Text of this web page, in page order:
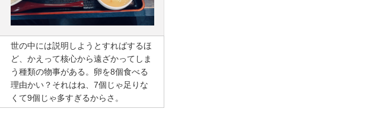
世の中には説明しようとすればするほ
ど、かえって核心から遠ざかってしま
う種類の物事がある。卵を8個食べる
理由かい？それはね、7個じゃ足りな
くて9個じゃ多すぎるからさ。